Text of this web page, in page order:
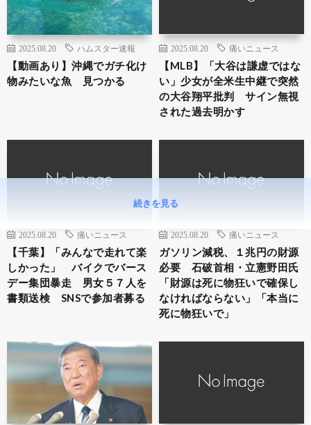
続きを見る
2025.08.20 ハムスター速報
【動画あり】沖縄でガチ化け
物みたいな魚 見つかる
2025.08.20 痛いニュース
【MLB】「大谷は謙虚ではな
い」少女が全米生中継で突然
の大谷翔平批判 サイン無視
された過去明かす
2025.08.20 痛いニュース
【千葉】「みんなで走れて楽
しかった」 バイクでバース
デー集団暴走 男女５７人を
書類送検 SNSで参加者募る
2025.08.20 痛いニュース
ガソリン減税、１兆円の財源
必要 石破首相・立憲野田氏
「財源は死に物狂いで確保し
なければならない」「本当に
死に物狂いで」